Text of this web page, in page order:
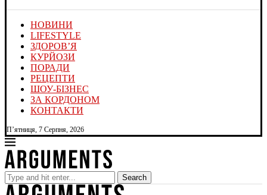
НОВИНИ
LIFESTYLE
ЗДОРОВ’Я
КУРЙОЗИ
ПОРАДИ
РЕЦЕПТИ
ШОУ-БІЗНЕС
ЗА КОРДОНОМ
КОНТАКТИ
П’ятниця, 7 Серпня, 2026
Search